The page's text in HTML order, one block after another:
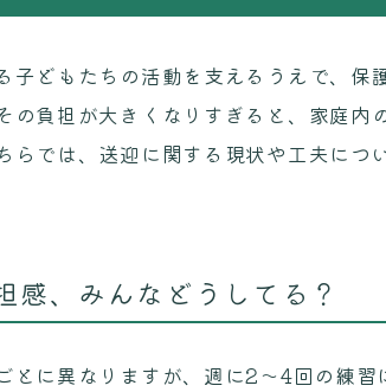
子どもたちの活動を支えるうえで、保
の負担が大きくなりすぎると、家庭内
らでは、送迎に関する現状や工夫につ
感、みんなどうしてる？
とに異なりますが、週に2〜4回の練